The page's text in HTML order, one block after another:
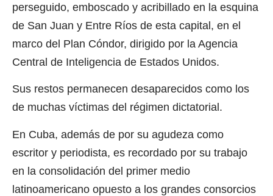
perseguido, emboscado y acribillado en la esquina
de San Juan y Entre Ríos de esta capital, en el
marco del Plan Cóndor, dirigido por la Agencia
Central de Inteligencia de Estados Unidos.
Sus restos permanecen desaparecidos como los
de muchas víctimas del régimen dictatorial.
En Cuba, además de por su agudeza como
escritor y periodista, es recordado por su trabajo
en la consolidación del primer medio
latinoamericano opuesto a los grandes consorcios